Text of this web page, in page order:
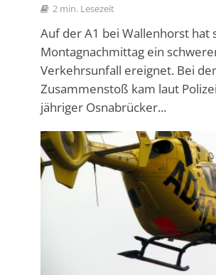
2 min. Lesezeit
Auf der A1 bei Wallenhorst hat
Montagnachmittag ein
Verkehrsunfall ereignet. Bei
Zusammenstoß kam laut
jähriger Osnabrücker...